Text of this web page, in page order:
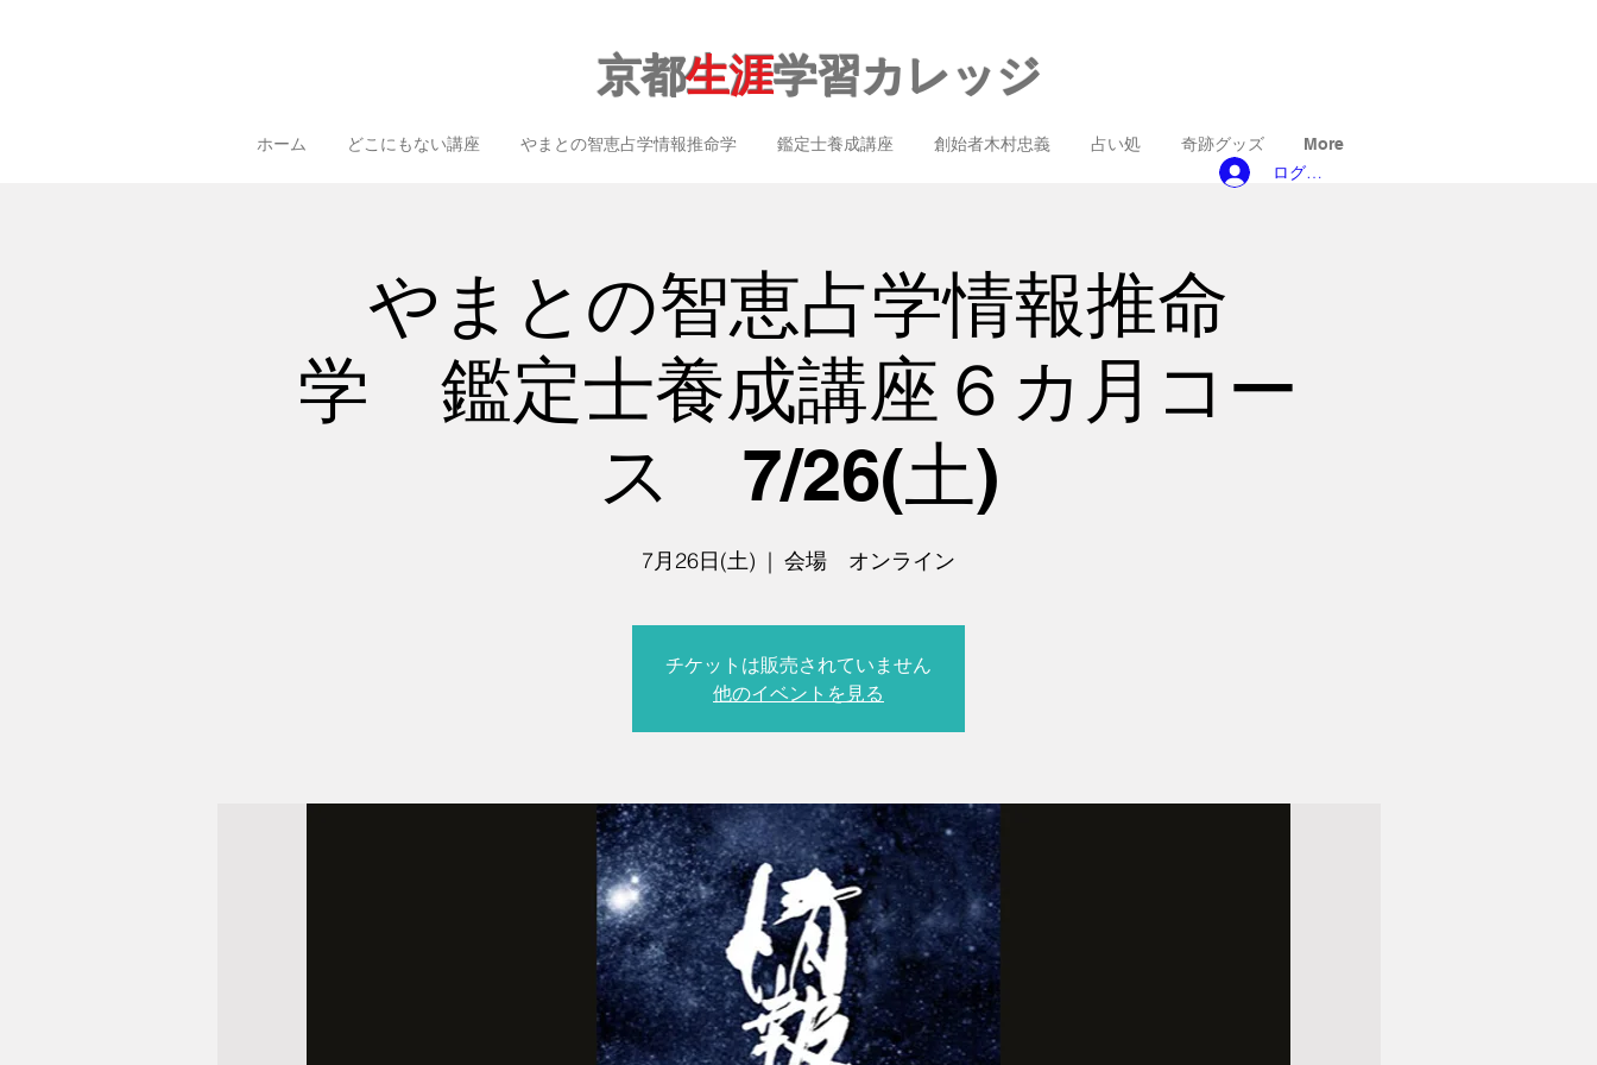
京都生涯学習カレッジ
ログイン
ホーム どこにもない講座 やまとの智恵占学情報推命学 鑑定士養成講座 創始者木村忠義 占い処 奇跡グッズ More
やまとの智恵占学情報推命
学 鑑定士養成講座６カ月コー
ス 7/26(土)
7月26日(土)
  |
会場 オンライン
チケットは販売されていません
他のイベントを見る